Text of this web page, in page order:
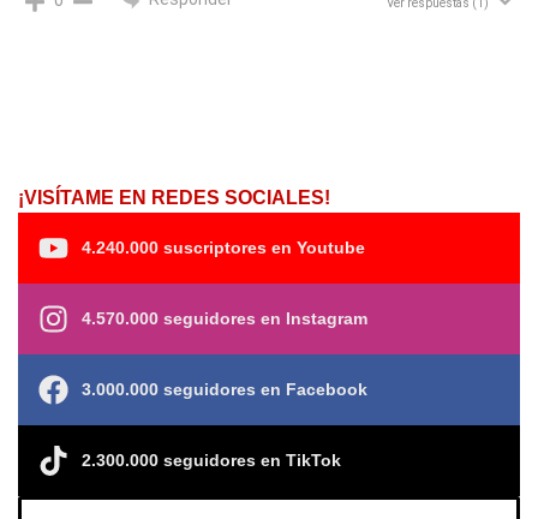
Ver respuestas (1)
¡VISÍTAME EN REDES SOCIALES!
4.240.000 suscriptores en Youtube
4.570.000 seguidores en Instagram
3.000.000 seguidores en Facebook
2.300.000 seguidores en TikTok